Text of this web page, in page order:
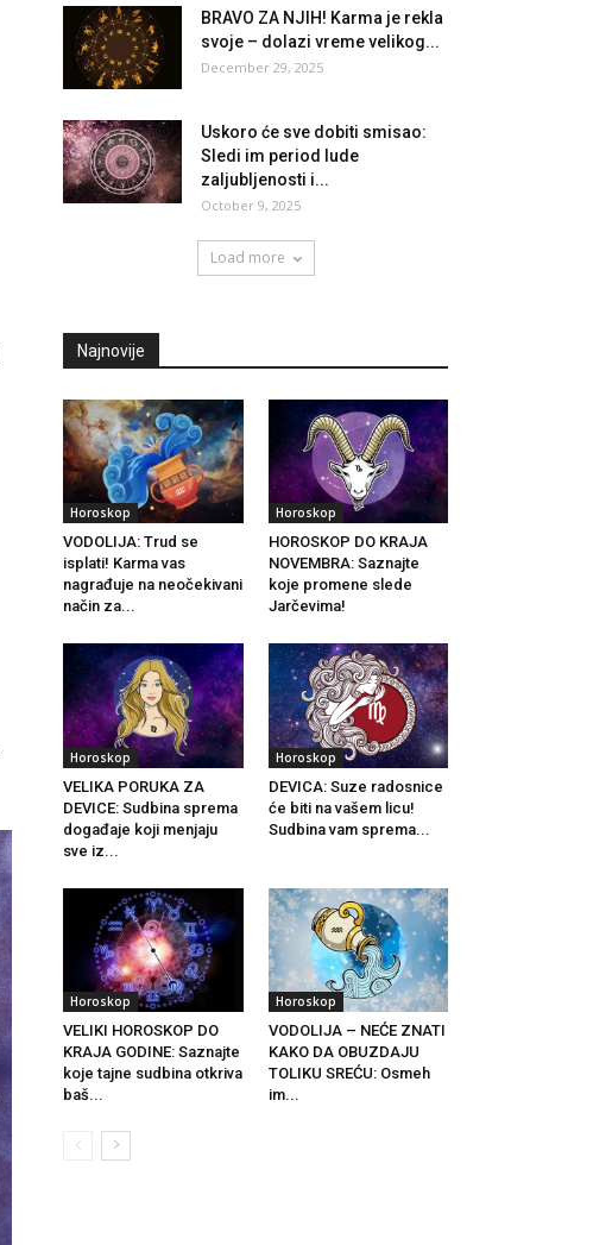
BRAVO ZA NJIH! Karma je rekla
svoje – dolazi vreme velikog...
December 29, 2025
Uskoro će sve dobiti smisao:
Sledi im period lude
zaljubljenosti i...
October 9, 2025
Load more
Najnovije
Horoskop
VODOLIJA: Trud se
isplati! Karma vas
nagrađuje na neočekivani
način za...
Horoskop
HOROSKOP DO KRAJA
NOVEMBRA: Saznajte
koje promene slede
Jarčevima!
Horoskop
VELIKA PORUKA ZA
DEVICE: Sudbina sprema
događaje koji menjaju
sve iz...
Horoskop
DEVICA: Suze radosnice
će biti na vašem licu!
Sudbina vam sprema...
Horoskop
VELIKI HOROSKOP DO
KRAJA GODINE: Saznajte
koje tajne sudbina otkriva
baš...
Horoskop
VODOLIJA – NEĆE ZNATI
KAKO DA OBUZDAJU
TOLIKU SREĆU: Osmeh
im...